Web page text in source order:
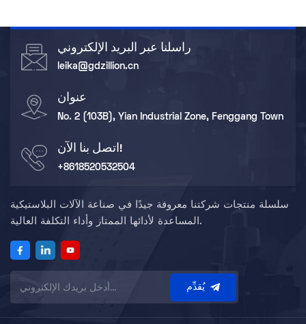
راسلنا عبر البريد الإلكتروني
leika@gdzillion.cn
عنوان
No. 2 (103B), Yian Industrial Zone, Fenggang Town
اتصل بنا الآن!
+8618520532504
سلسلة منتجات شركتنا معروفة جيدًا في صناعة الآلات البلاستيكية
المساعدة لأدائها الممتاز وأداء التكلفة العالية.
يُقدِّم